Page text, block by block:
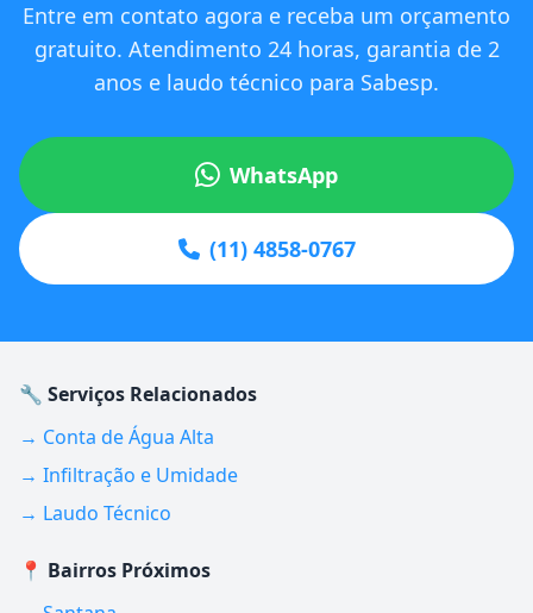
Entre em contato agora e receba um orçamento
gratuito. Atendimento 24 horas, garantia de 2
anos e laudo técnico para Sabesp.
WhatsApp
(11) 4858-0767
🔧 Serviços Relacionados
→ Conta de Água Alta
→ Infiltração e Umidade
→ Laudo Técnico
📍 Bairros Próximos